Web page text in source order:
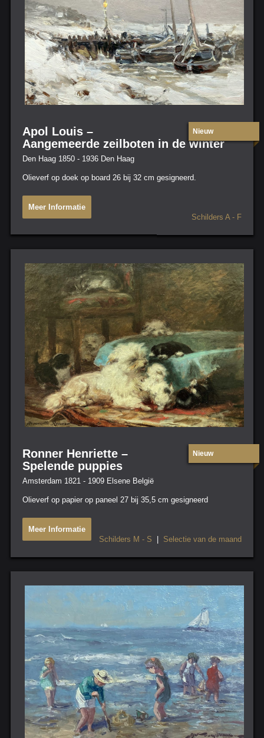
Nieuw
Apol Louis –
Aangemeerde zeilboten in de winter
Den Haag 1850 - 1936 Den Haag
Olieverf op doek op board 26 bij 32 cm gesigneerd.
Meer Informatie
Schilders A - F
Nieuw
Ronner Henriette –
Spelende puppies
Amsterdam 1821 - 1909 Elsene België
Olieverf op papier op paneel 27 bij 35,5 cm gesigneerd
Meer Informatie
Schilders M - S
Selectie van de maand